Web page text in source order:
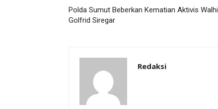
Polda Sumut Beberkan Kematian Aktivis Walhi
Golfrid Siregar
Redaksi